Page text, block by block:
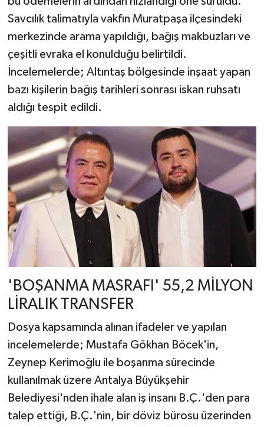
Savcılık talimatıyla vakfın Muratpaşa ilçesindeki
merkezinde arama yapıldığı, bağış makbuzları ve
çeşitli evraka el konulduğu belirtildi.
İncelemelerde; Altıntaş bölgesinde inşaat yapan
bazı kişilerin bağış tarihleri sonrası iskan ruhsatı
aldığı tespit edildi.
'BOŞANMA MASRAFI' 55,2 MİLYON
LİRALIK TRANSFER
Dosya kapsamında alınan ifadeler ve yapılan
incelemelerde; Mustafa Gökhan Böcek'in,
Zeynep Kerimoğlu ile boşanma sürecinde
kullanılmak üzere Antalya Büyükşehir
Belediyesi'nden ihale alan iş insanı B.Ç.'den para
talep ettiği, B.Ç.'nin, bir döviz bürosu üzerinden